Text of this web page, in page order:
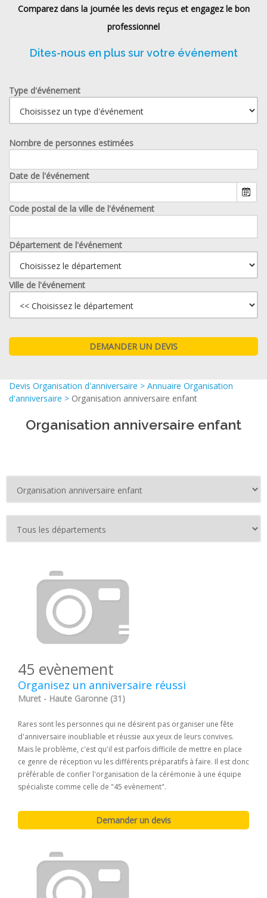
Comparez dans la journée les devis reçus et engagez le bon
professionnel
Dites-nous en plus sur votre événement
Type d'événement
Nombre de personnes estimées
Date de l'événement
Code postal de la ville de l'événement
Département de l'événement
Ville de l'événement
Devis Organisation d'anniversaire > Annuaire Organisation
d'anniversaire > Organisation anniversaire enfant
Organisation anniversaire enfant
45 evènement
Organisez un anniversaire réussi
Muret - Haute Garonne (31)
Rares sont les personnes qui ne désirent pas organiser une fête
d'anniversaire inoubliable et réussie aux yeux de leurs convives.
Mais le problème, c'est qu'il est parfois difficile de mettre en place
ce genre de réception vu les différents préparatifs à faire. Il est donc
préférable de confier l'organisation de la cérémonie à une équipe
spécialiste comme celle de "45 evènement".